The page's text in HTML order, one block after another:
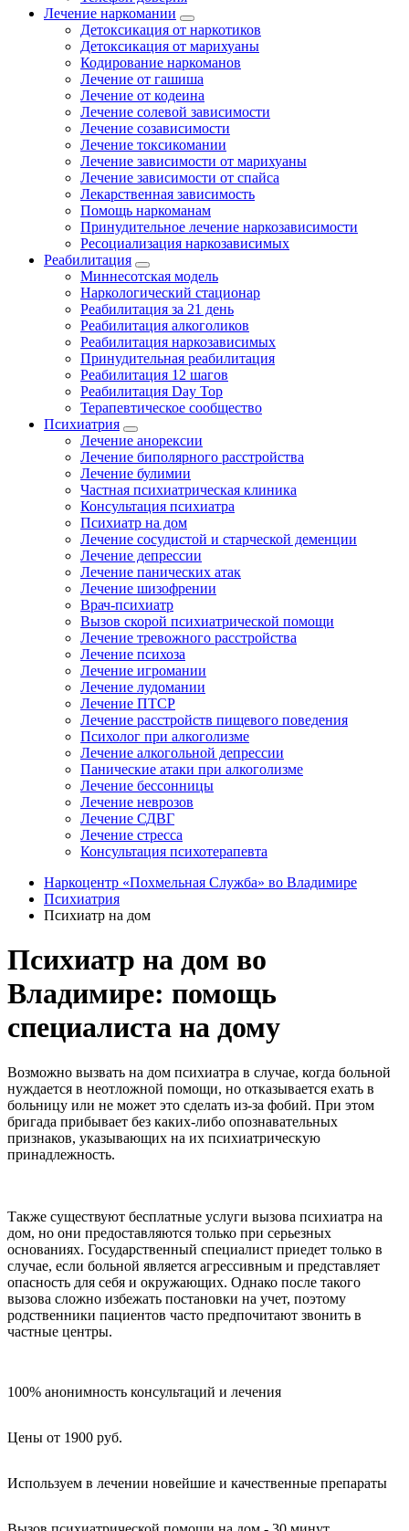
Лечение наркомании
Детоксикация от наркотиков
Детоксикация от марихуаны
Кодирование наркоманов
Лечение от гашиша
Лечение от кодеина
Лечение солевой зависимости
Лечение созависимости
Лечение токсикомании
Лечение зависимости от марихуаны
Лечение зависимости от спайса
Лекарственная зависимость
Помощь наркоманам
Принудительное лечение наркозависимости
Ресоциализация наркозависимых
Реабилитация
Миннесотская модель
Наркологический стационар
Реабилитация за 21 день
Реабилитация алкоголиков
Реабилитация наркозависимых
Принудительная реабилитация
Реабилитация 12 шагов
Реабилитация Day Top
Терапевтическое сообщество
Психиатрия
Лечение анорексии
Лечение биполярного расстройства
Лечение булимии
Частная психиатрическая клиника
Консультация психиатра
Психиатр на дом
Лечение сосудистой и старческой деменции
Лечение депрессии
Лечение панических атак
Лечение шизофрении
Врач-психиатр
Вызов скорой психиатрической помощи
Лечение тревожного расстройства
Лечение психоза
Лечение игромании
Лечение лудомании
Лечение ПТСР
Лечение расстройств пищевого поведения
Психолог при алкоголизме
Лечение алкогольной депрессии
Панические атаки при алкоголизме
Лечение бессонницы
Лечение неврозов
Лечение СДВГ
Лечение стресса
Консультация психотерапевта
Наркоцентр «Похмельная Служба» во Владимире
Психиатрия
Психиатр на дом
Психиатр на дом во
Владимире: помощь
специалиста на дому
Возможно вызвать на дом психиатра в случае, когда больной
нуждается в неотложной помощи, но отказывается ехать в
больницу или не может это сделать из-за фобий. При этом
бригада прибывает без каких-либо опознавательных
признаков, указывающих на их психиатрическую
принадлежность.
Также существуют бесплатные услуги вызова психиатра на
дом, но они предоставляются только при серьезных
основаниях. Государственный специалист приедет только в
случае, если больной является агрессивным и представляет
опасность для себя и окружающих. Однако после такого
вызова сложно избежать постановки на учет, поэтому
родственники пациентов часто предпочитают звонить в
частные центры.
100% анонимность консультаций и лечения
Цены от 1900 руб.
Используем в лечении новейшие и качественные препараты